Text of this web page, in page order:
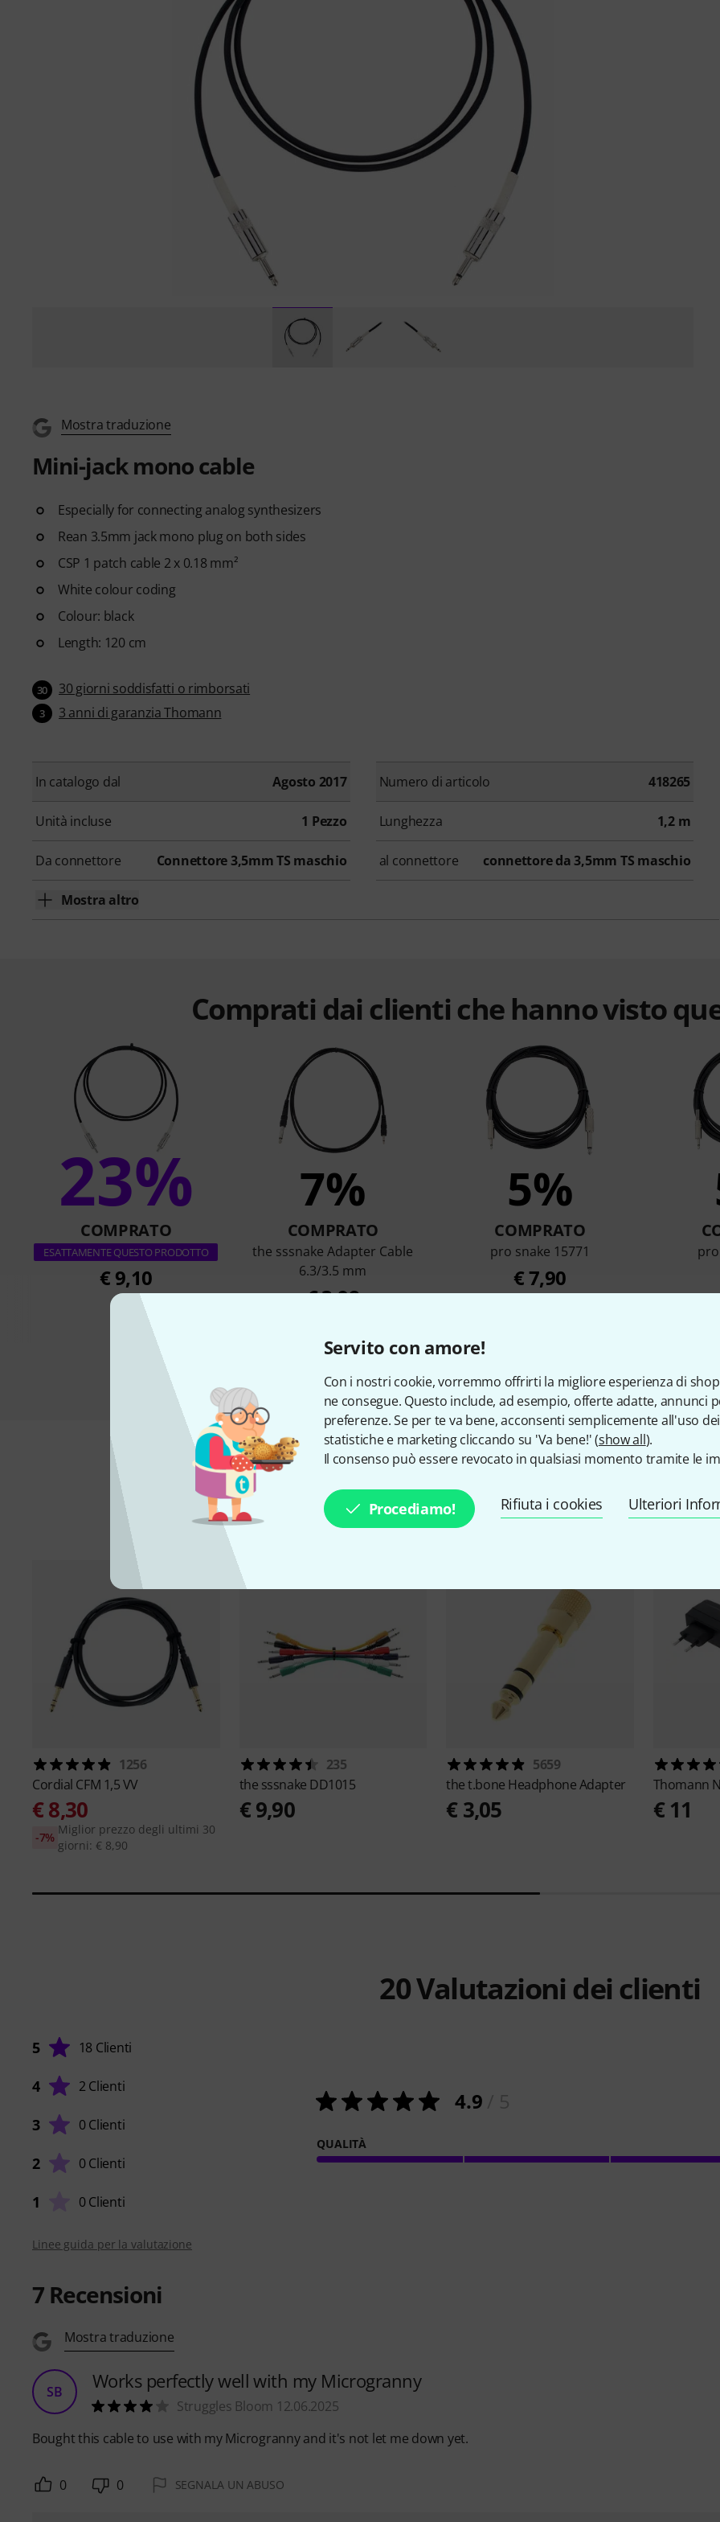
Servito con amore!
Con i nostri cookie, vorremmo offrirti la migliore esperienza di
ne consegue. Questo include, ad esempio, offerte adatte, annunci
preferenze. Se per te va bene, acconsenti semplicemente all'uso
statistiche e marketing cliccando su 'Va bene!' (show all).
Il consenso può essere revocato in qualsiasi momento tramite le
Procediamo! Rifiuta i cookies Ulteriori
Mostra traduzione
Mini-jack mono cable
Especially for connecting analog synthesizers
Rean 3.5mm jack mono plug on both sides
CSP 1 patch cable 2 x 0.18 mm²
White colour coding
Colour: black
Length: 120 cm
30 30 giorni soddisfatti o rimborsati
3 3 anni di garanzia Thomann
In catalogo dal Agosto 2017 Numero di articolo 418265
Unità incluse 1 Pezzo Lunghezza 1,2 m
Da connettore Connettore 3,5mm TS maschio al connettore connettore da 3,5mm TS maschio
Mostra altro
Comprati dai clienti che hanno visto
23%
COMPRATO
ESATTAMENTE QUESTO PRODOTTO
€ 9,10
7%
COMPRATO
the sssnake Adapter Cable
6.3/3.5 mm
€ 3,98
5%
COMPRATO
pro snake 15771
€ 7,90
Accessori e articoli
1256
Cordial CFM 1,5 VV
€ 8,30
Miglior prezzo degli ultimi 30
giorni: € 8,90
-7%
235
the sssnake DD1015
€ 9,90
5659
the t.bone Headphone Adapter
€ 3,05
Thomann
€ 11
20Valutazioni dei clienti
5 18 Clienti
4 2 Clienti
3 0 Clienti
2 0 Clienti
1 0 Clienti
4.9
QUALITÀ
Linee guida per la valutazione
7 Recensioni
Mostra traduzione
SB Works perfectly well with my Microgranny
Struggles Bloom 12.06.2025
Bought this cable to use with my Microgranny and it's not let me down yet.
0 0 SEGNALA UN ABUSO